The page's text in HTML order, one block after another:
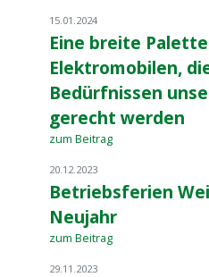
15.01.2024
Eine breite
Elektromobilen,
Bedürfnissen
gerecht werden
zum Beitrag
20.12.2023
Betriebsferien
Neujahr
zum Beitrag
29.11.2023